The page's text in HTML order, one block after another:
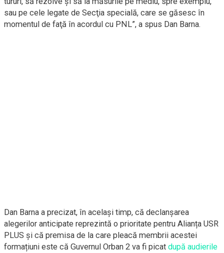
sau pe cele legate de Secţia specială, care se găsesc în
momentul de faţă în acordul cu PNL”, a spus Dan Barna.
Dan Barna a precizat, în același timp, că declanșarea
alegerilor anticipate reprezintă o prioritate pentru Alianța USR
PLUS și că premisa de la care pleacă membrii acestei
formațiuni este că Guvernul Orban 2 va fi picat după audierile